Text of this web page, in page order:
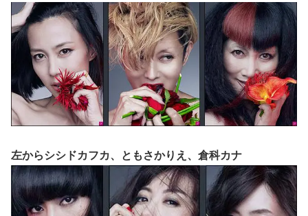
左からシシドカフカ、ともさかりえ、倉科カナ